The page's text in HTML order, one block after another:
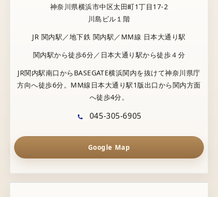
神奈川県横浜市中区太田町1丁目17-2
川島ビル１階
JR 関内駅／地下鉄 関内駅／MM線 日本大通り駅
関内駅から徒歩6分／日本大通り駅から徒歩４分
JR関内駅南口からBASEGATE横浜関内を抜けて神奈川県庁
方向へ徒歩6分。MM線日本大通り駅1版出口から関内方面
へ徒歩4分。
045-305-6905
Google Map